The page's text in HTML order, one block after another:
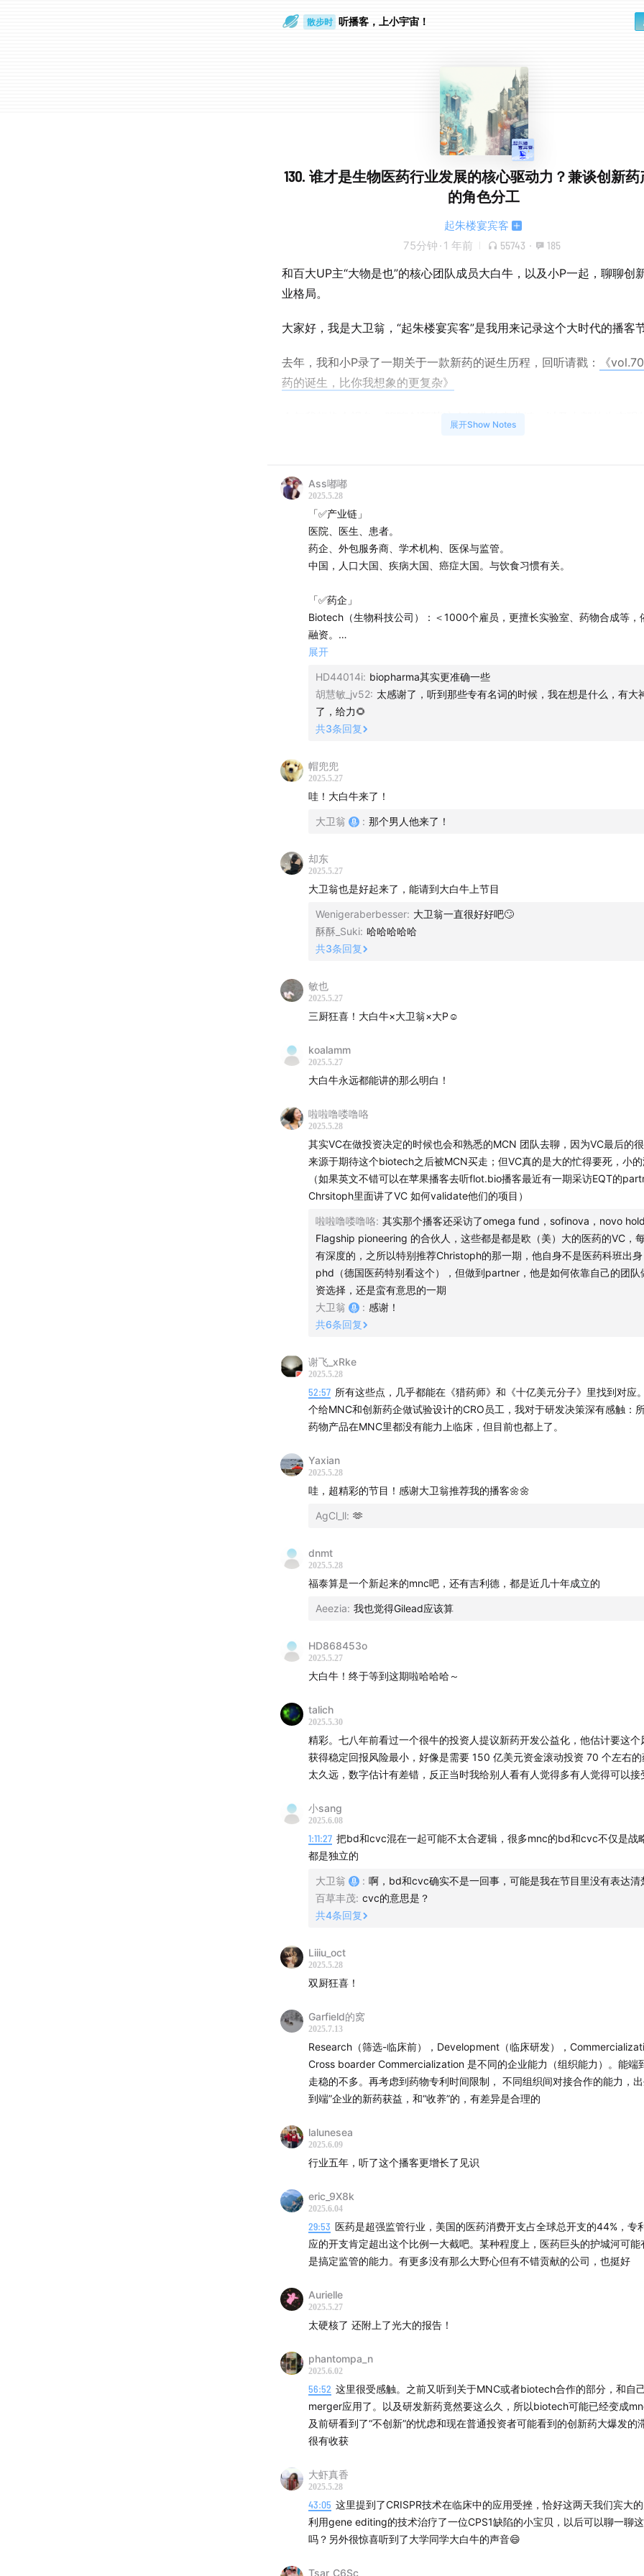
散步时 听播客，上小宇宙！
130. 谁才是生物医药行业发展的核心驱动力？兼谈创新
的角色分工
起朱楼宴宾客
75分钟 · 1 年前 55743 · 185
和百大UP主“大物是也”的核心团队成员大白牛，以及小P一起，聊聊创
业格局。
大家好，我是大卫翁，“起朱楼宴宾客”是我用来记录这个大时代的播客节
去年，我和小P录了一期关于一款新药的诞生历程，回听请戳：
《
药的诞生，比你我想象的更复杂》
今年我想换个视角，聊聊创新药这个行业的产业链，以及内部的生态现
想录这期节目的起因可以参见这篇文章：
《Biotech搞创新，Big
简明时间轴：
Biotech和Biopharm到底应该如何区分？
从汽车行业类比当前创新药行业的生态格局
医药行业的MNC又是什么？
从MNC的诞生路径，看中国最可能成为MNC的药企有哪些？
为什么美国的学术机构和药企的关系可以如此紧密？
关于FDA监管的播客推荐：《监管、药企和患者是新药研发的不可能三
44:34 讨论一：“小公司提供创新，大公司负责兑现价值？”
讨论二：“大公司主导的项目更容易成功？”
讨论三：“不同类型公司的资金来源完全不同？”
延伸阅读：
欢迎大家关注我的生活方式播客节目《犬生活》，
欢迎加入我的
欢迎在评论区和我互动，或者给我写邮件，邮箱地址
qizhulouyanbinke@gmail.com。
节目BGM：
The Long Way Round - Jodymoon
Massive Attack - Teardrop
节目后期：Siri
展开Show Notes
Ass嘟嘟
2025.5.28
「✅产业链」
医院、医生、患者。
药企、外包服务商、学术机构、医保与监管。
中国，人口大国、疾病大国、癌症大国。与饮食习惯有关。
「✅药企」
Biotech（生物科技公司）：＜1000个雇员，更擅长实验室、药物合成等，
融资。
Biofarm（生物制药公司）：＞1000个雇员，具备商业化能力。
药企转型前后，研发成本变化巨大。
「✅MNC跨国药企」
Biopharm：以产品为中心。
MNC在某个领域有一定的厚度、广度。而Biopharm在某些小方面上快速的
围，但在多领域上的广度，与MNC有明显差别。
「✅CXO（外包服务商）」
中国在产业链的优势，服务高度专业化。
外包服务成本提高，有开发能力的企业，在慢慢的把这些职能往回收。
「✅学术机构 & 药企」
美国的学术界和产业界的合作非常紧密。本身有足够的动力，以及非常好的
围。
踩坑。
「✅讨论」
小公司，比较专注于最擅长的某一种药或某一个靶点。
在50款肿瘤的新药中，有46%是由小型的Biotech独立发现，如果计入合作
62%；而大型药企只有26%。在上市环节，76%是由大型药企持有或共同持
经不再是个小药企了。
大药企要求更高，希望把资源分配在最有可能实现的项目上，提高成功率。
2）“大公司主导的项目更容易成功？”
销售实力不在同一个水平上。
大药企在药物开发过程中的筛选与淘汰机制更成熟，临床策略更系统，商业
充足。临床开发能力也有显著差别。
大药企有能力充分的发挥一个药物/靶点的价值，小药企开发能力有限。
3）“不同类型公司的资金来源完全不同？”
Biotech超级依赖一级市场的融资。
美国利率环境决定了MNC能不能拿到足够多的钱，以及决定了风投基金愿不
Biotech更多的融资，推进行业发展。
企业/VC的资金来源，决定了投资风格。
VC投资更灵活，能在更早的时间撤出来，投资周期更短。
展开
HD44014i: biopharma其实更准确一些
胡慧敏_jv52: 太感谢了，听到那些专有名词的时候，我在想是什么，有大
了，给力🌻
共3条回复
帽兜兜
2025.5.27
哇！大白牛来了！
大卫翁 : 那个男人他来了！
却东
2025.5.27
大卫翁也是好起来了，能请到大白牛上节目
Wenigeraberbesser: 大卫翁一直很好好吧🙄
酥酥_Suki: 哈哈哈哈哈
共3条回复
敏也
2025.5.27
三厨狂喜！大白牛×大卫翁×大P☺️
koalamm
2025.5.27
大白牛永远都能讲的那么明白！
啦啦噜喽噜咯
2025.5.28
其实VC在做投资决定的时候也会和熟悉的MCN 团队去聊，因为VC最后的
来源于期待这个biotech之后被MCN买走；但VC真的是大的忙得要死，小
（如果英文不错可以在苹果播客去听flot.bio播客最近有一期采访EQT的
Chrsitoph里面讲了VC 如何validate他们的项目）
啦啦噜喽噜咯: 其实那个播客还采访了omega fund，sofinova，novo
Flagship pioneering 的合伙人，这些都是都是欧（美）大的医药的VC，
有深度的，之所以特别推荐Christoph的那一期，他自身不是医药科班出
phd（德国医药特别看这个），但做到partner，他是如何依靠自己的团队
资选择，还是蛮有意思的一期
大卫翁
: 感谢！
共6条回复
谢飞_xRke
2025.5.28
52:57 所有这些点，几乎都能在《猎药师》和《十亿美元分子》里找到对应
个给MNC和创新药企做试验设计的CRO员工，我对于研发决策深有感触：
药物产品在MNC里都没有能力上临床，但目前也都上了。
Yaxian
2025.5.28
哇，超精彩的节目！感谢大卫翁推荐我的播客🌼🌼
AgCl_ll: 🫶
dnmt
2025.5.28
福泰算是一个新起来的mnc吧，还有吉利德，都是近几十年成立的
Aeezia: 我也觉得Gilead应该算
HD868453o
2025.5.27
大白牛！终于等到这期啦哈哈哈～
talich
2025.5.30
精彩。七八年前看过一个很牛的投资人提议新药开发公益化，他估计要这个
获得稳定回报风险最小，好像是需要 150 亿美元资金滚动投资 70 个左右的
太久远，数字估计有差错，反正当时我给别人看有人觉得多有人觉得可以接
小sang
2025.6.08
1:11:27 把bd和cvc混在一起可能不太合逻辑，很多mnc的bd和cvc不仅是战
都是独立的
大卫翁 : 啊，bd和cvc确实不是一回事，可能是我在节目里没有表达清
百草丰茂: cvc的意思是？
共4条回复
Liiiu_oct
2025.5.28
双厨狂喜！
Garfield的窝
2025.7.13
Research（筛选-临床前），Development（临床研发），
Cross boarder Commercialization 是不同的企业能力（组织能力）。能端
走稳的不多。再考虑到药物专利时间限制， 不同组织间对接合作的能力，
到端”企业的新药获益，和“收养”的，有差异是合理的
lalunesea
2025.6.09
行业五年，听了这个播客更增长了见识
eric_9X8k
2025.6.04
29:53 医药是超强监管行业，美国的医药消费开支占全球总开支的44%，专
应的开支肯定超出这个比例一大截吧。某种程度上，医药巨头的护城河可能
是搞定监管的能力。有更多没有那么大野心但有不错贡献的公司，也挺好
Aurielle
2025.5.27
太硬核了 还附上了光大的报告！
phantompa_n
2025.6.02
56:52 这里很受感触。之前又听到关于MNC或者biotech合作的部分，和自
merger应用了。以及研发新药竟然要这么久，所以biotech可能已经变成
及前研看到了“不创新”的忧虑和现在普通投资者可能看到的创新药大爆发的
很有收获
大虾真香
2025.5.28
43:05 这里提到了CRISPR技术在临床中的应用受挫，恰好这两天我们宾大
利用gene editing的技术治疗了一位CPS1缺陷的小宝贝，以后可以聊一聊
吗？另外很惊喜听到了大学同学大白牛的声音😄
Tsar_C6Sc